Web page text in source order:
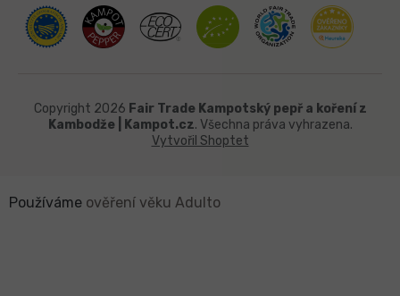
Vytvořil Shoptet
Copyright 2026 Fair Trade Kampotský pepř a koření z
Kambodže | Kampot.cz. Všechna práva vyhrazena.
Používáme ověření věku Adulto